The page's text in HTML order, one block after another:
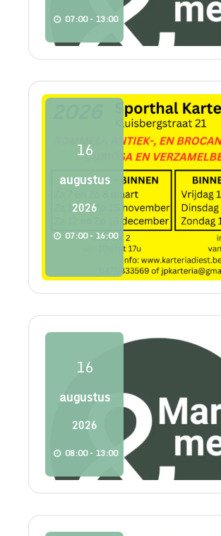
07:00 - 13:00
16
augustus
2026
07:00 - 16:00
16
augustus
2026
08:00 - 13:00